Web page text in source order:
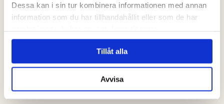
Dessa kan i sin tur kombinera informationen med annan
information som du har tillhandahållit eller som de har
Tillåt alla
Avvisa